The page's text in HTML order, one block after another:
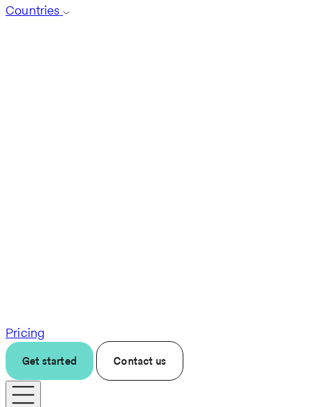
Countries
Pricing
Get started Contact us